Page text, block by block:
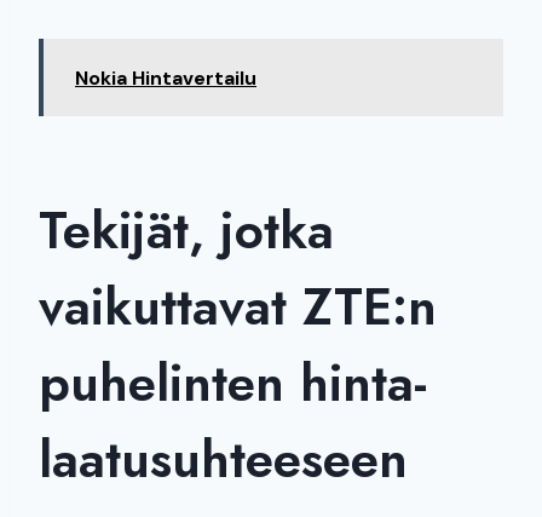
Nokia Hintavertailu
Tekijät, jotka
vaikuttavat ZTE:n
puhelinten hinta-
laatusuhteeseen